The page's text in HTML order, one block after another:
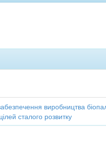
виробництва
сталого розвитку